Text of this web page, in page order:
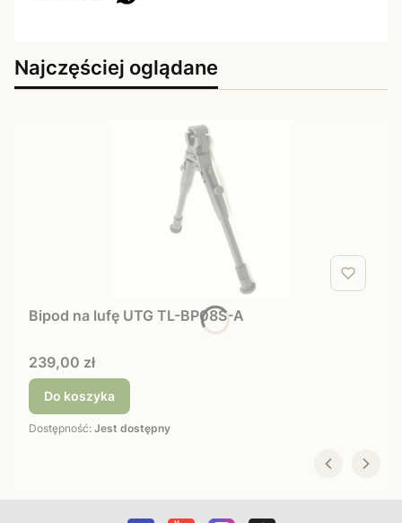
Najczęściej oglądane
Bipod na lufę UTG TL-BP08S-A
Cena
239,00 zł
Do koszyka
Dostępność: Jest dostępny